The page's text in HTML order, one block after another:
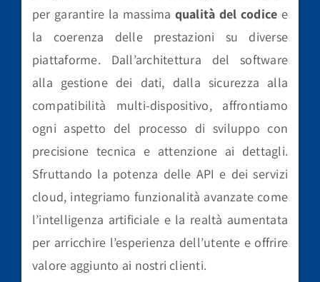
per garantire la massima qualità del codice e
la coerenza delle prestazioni su diverse
piattaforme. Dall’architettura del software
alla gestione dei dati, dalla sicurezza alla
compatibilità multi-dispositivo, affrontiamo
ogni aspetto del processo di sviluppo con
precisione tecnica e attenzione ai dettagli.
Sfruttando la potenza delle API e dei servizi
cloud, integriamo funzionalità avanzate come
l’intelligenza artificiale e la realtà aumentata
per arricchire l’esperienza dell’utente e offrire
valore aggiunto ai nostri clienti.